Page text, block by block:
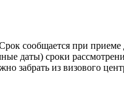
сообщается при
даты) сроки
забрать из визового